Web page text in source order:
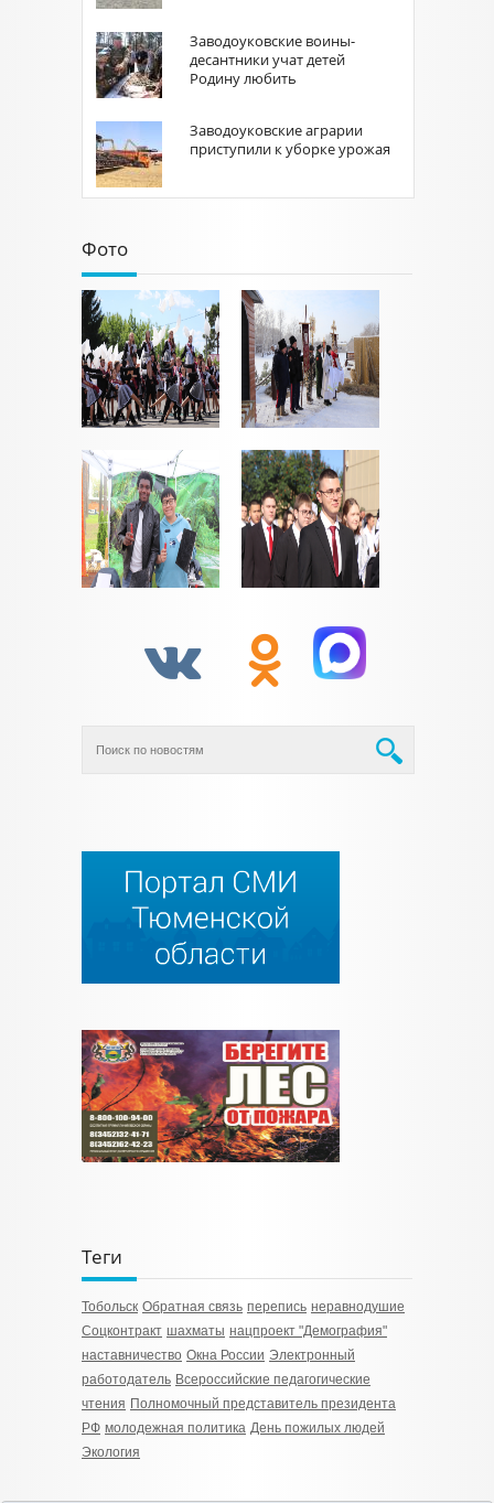
Заводоуковские воины-
десантники учат детей
Родину любить
Заводоуковские аграрии
приступили к уборке урожая
Фото
Теги
Тобольск Обратная связь перепись неравнодушие
Соцконтракт шахматы нацпроект "Демография"
наставничество Окна России Электронный
работодатель Всероссийские педагогические
чтения Полномочный представитель президента
РФ молодежная политика День пожилых людей
Экология